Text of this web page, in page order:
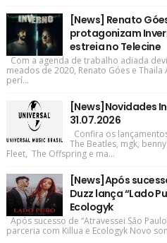
[News] Renato
protagonizam
estreia no Telecine
Com a agenda de trabalho adiada
meados de 2020, Renato Góes e
perí...
[News]Novidades
31.07.2026
Confira os
The Beatles, mgk,
Fleet, The Offspring e ma...
[News]Após
Duzz lança “Lado
Ecologyk
Após sucesso de “Atravessei São
parceria com Killua e Ecologyk Novo